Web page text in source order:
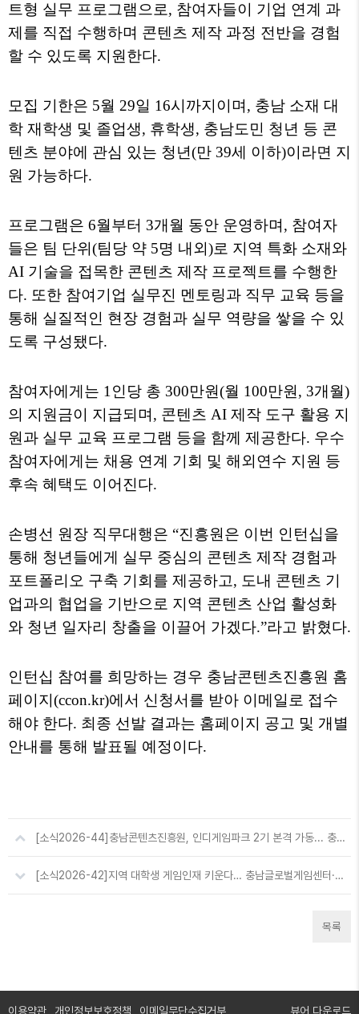
트형 실무 프로그램으로, 참여자들이 기업 연계 과
제를 직접 수행하며 콘텐츠 제작 과정 전반을 경험
할 수 있도록 지원한다.
모집 기한은 5월 29일 16시까지이며 , 충남 소재 대
학 재학생 및 졸업생, 휴학생, 충남도민 청년 등 콘
텐츠 분야에 관심 있는 청년(만 39세 이하)이라면 지
원 가능하다.
프로그램은 6월부터 3개월 동안 운영하며 , 참여자
들은 팀 단위 (팀당 약 5명 내외 )로 지역 특화 소재와
AI 기술을 접목한 콘텐츠 제작 프로젝트를 수행한
다. 또한 참여기업 실무진 멘토링과 직무 교육 등을
통해 실질적인 현장 경험과 실무 역량을 쌓을 수 있
도록 구성됐다.
참여자에게는 1인당 총 300만원(월 100만원, 3개월)
의 지원금이 지급되며 , 콘텐츠 AI 제작 도구 활용 지
원과 실무 교육 프로그램 등을 함께 제공한다. 우수
참여자에게는 채용 연계 기회 및 해외연수 지원 등
후속 혜택도 이어진다.
손병선 원장 직무대행은 “진흥원은 이번 인턴십을
통해 청년들에게 실무 중심의 콘텐츠 제작 경험과
포트폴리오 구축 기회를 제공하고, 도내 콘텐츠 기
업과의 협업을 기반으로 지역 콘텐츠 산업 활성화
와 청년 일자리 창출을 이끌어 가겠다.”라고 밝혔다.
인턴십 참여를 희망하는 경우 충남콘텐츠진흥원 홈
페이지 (ccon.kr)에서 신청서를 받아 이메일로 접수
해야 한다. 최종 선발 결과는 홈페이지 공고 및 개별
안내를 통해 발표될 예정이다.
[소식2026-44]충남콘텐츠진흥원, 인디게임파크 2기 본격 가동... 충남 게임 스타트업 육성 박차
[소식2026-42]지역 대학생 게임인재 키운다… 충남글로벌게임센터·아산시, ‘미래 창작자 성장 과정’ 본격 운영
목록
이용약관 개인정보보호정책 이메일무단수집거부 뷰어 다운로드